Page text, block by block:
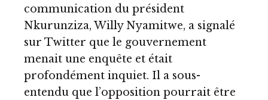
communication du président
Nkurunziza, Willy Nyamitwe, a signalé
sur Twitter que le gouvernement
menait une enquête et était
profondément inquiet. Il a sous-
entendu que l’opposition pourrait être